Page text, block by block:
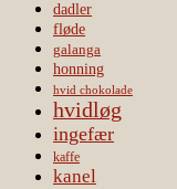
dadler
fløde
galanga
honning
hvid chokolade
hvidløg
ingefær
kaffe
kanel